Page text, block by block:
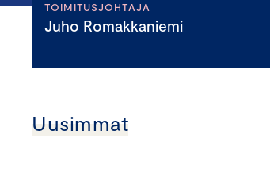
TOIMITUSJOHTAJA
Juho Romakkaniemi
Uusimmat